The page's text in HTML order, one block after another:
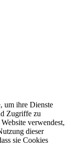
um ihre Dienste
Zugriffe zu
verwendest,
dieser
sie Cookies